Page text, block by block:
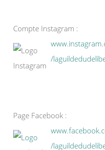
Compte Instagram :
/
Page Facebook :
/